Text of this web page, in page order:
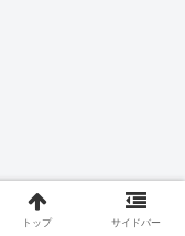
トップ サイドバー